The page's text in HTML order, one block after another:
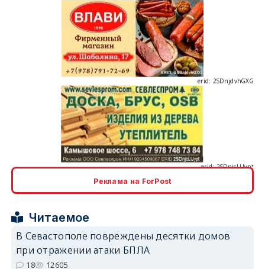
erid: 2SDnjdvhGXG
Реклама на ForPost
Читаемое
В Севастополе повреждены десятки домов
при отражении атаки БПЛА
18 12605